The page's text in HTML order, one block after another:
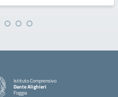
Istituto Comprensivo
Dante Alighieri
Foggia